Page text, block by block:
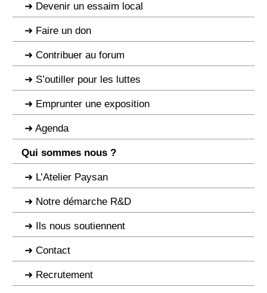
Devenir un essaim local
Faire un don
Contribuer au forum
S’outiller pour les luttes
Emprunter une exposition
Agenda
Qui sommes nous ?
L’Atelier Paysan
Notre démarche R&D
Ils nous soutiennent
Contact
Recrutement